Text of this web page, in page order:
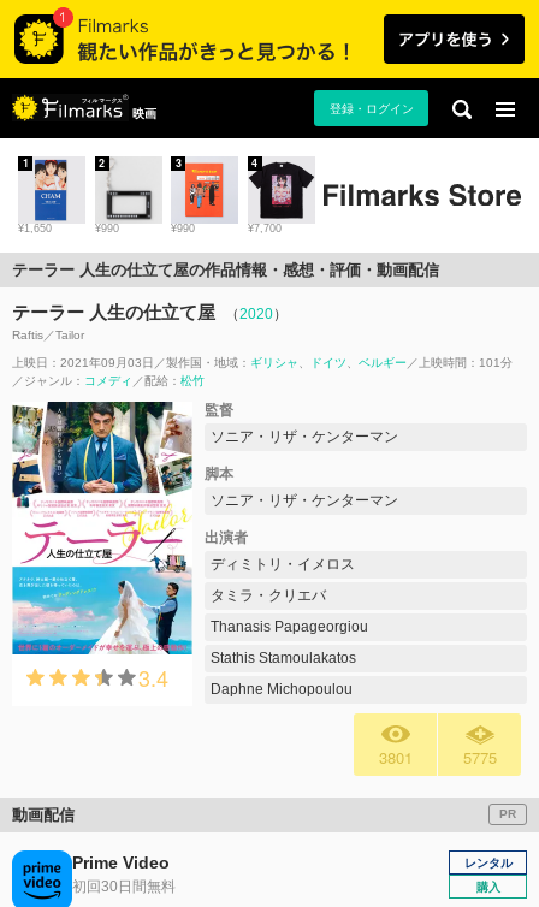
映画 登録・ログイン
¥1,650
1
¥990
2
¥990
3
¥7,700
4
テーラー 人生の仕立て屋の作品情報・感想・評価・動画配信
テーラー 人生の仕立て屋 （2020）
Raftis／Tailor
上映日：2021年09月03日 製作国・地域： ギリシャ ドイツ ベルギー
上映時間：101分
ジャンル： コメディ 配給： 松竹
3.4
監督
ソニア・リザ・ケンターマン
脚本
ソニア・リザ・ケンターマン
出演者
ディミトリ・イメロス
タミラ・クリエバ
Thanasis Papageorgiou
Stathis Stamoulakatos
Daphne Michopoulou
3801 5775
動画配信 PR
Prime Video
初回30日間無料
レンタル
購入